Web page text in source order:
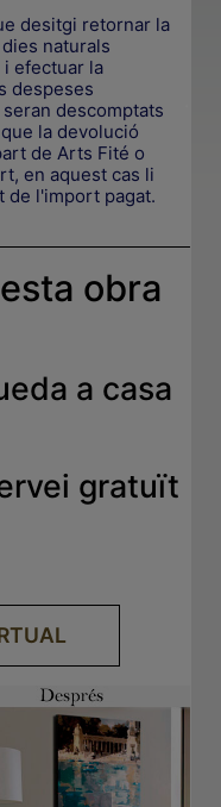
desitgi retornar la
naturals
i efectuar la
despeses
descomptats
la devolució
de Arts Fité o
en aquest cas li
de l'import pagat.
obra
a casa
gratuït